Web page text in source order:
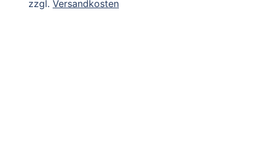
zzgl. Versandkosten